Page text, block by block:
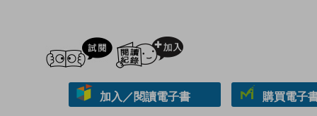
試閲
加入／閱讀電子書 購買電子